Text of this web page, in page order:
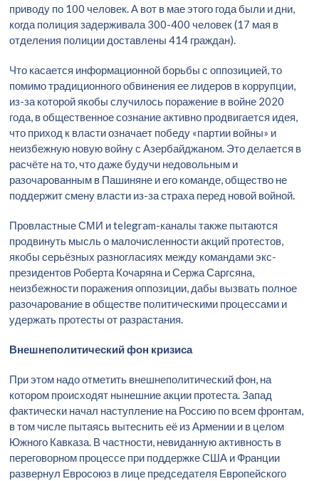
приводу по 100 человек. А вот в мае этого года были и дни,
когда полиция задерживала 300-400 человек (17 мая в
отделения полиции доставлены 414 граждан).
Что касается информационной борьбы с оппозицией, то
помимо традиционного обвинения ее лидеров в коррупции,
из-за которой якобы случилось поражение в войне 2020
года, в общественное сознание активно продвигается идея,
что приход к власти означает победу «партии войны» и
неизбежную новую войну с Азербайджаном. Это делается в
расчёте на то, что даже будучи недовольным и
разочарованным в Пашиняне и его команде, общество не
поддержит смену власти из-за страха перед новой войной.
Провластные СМИ и telegram-каналы также пытаются
продвинуть мысль о малочисленности акций протестов,
якобы серьёзных разногласиях между командами экс-
президентов Роберта Кочаряна и Сержа Саргсяна,
неизбежности поражения оппозиции, дабы вызвать полное
разочарование в обществе политическими процессами и
удержать протесты от разрастания.
Внешнеполитический фон кризиса
При этом надо отметить внешнеполитический фон, на
котором происходят нынешние акции протеста. Запад
фактически начал наступление на Россию по всем фронтам,
в том числе пытаясь вытеснить её из Армении и в целом
Южного Кавказа. В частности, невиданную активность в
переговорном процессе при поддержке США и Франции
развернул Евросоюз в лице председателя Европейского